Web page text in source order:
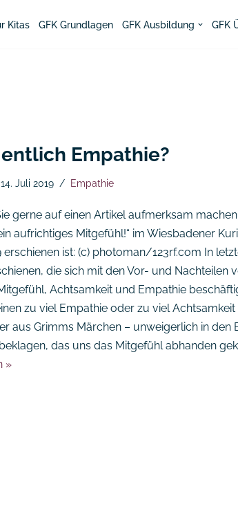
Kitas GFK Grundlagen GFK Ausbildung GFK
Empathie?
14. Juli 2019 Empathie
gerne auf einen Artikel aufmerksam
aufrichtiges Mitgefühl!“ im Wiesbadener
erschienen ist: (c) photoman/123rf.com In
die sich mit den Vor- und Nachteilen
Achtsamkeit und Empathie
zu viel Empathie oder zu viel Achtsamkeit
aus Grimms Märchen – unweigerlich in den
das uns das Mitgefühl abhanden
»